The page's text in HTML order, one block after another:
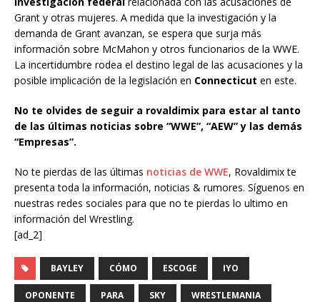
Grant y otras mujeres. A medida que la investigación y la
demanda de Grant avanzan, se espera que surja más
información sobre McMahon y otros funcionarios de la WWE.
La incertidumbre rodea el destino legal de las acusaciones y la
posible implicación de la legislación en Connecticut en este.
No te olvides de seguir a rovaldimix para estar al tanto
de las últimas noticias sobre “WWE”, “AEW” y las demás
“Empresas”.
No te pierdas de las últimas noticias de WWE, Rovaldimix te
presenta toda la información, noticias & rumores. Síguenos en
nuestras redes sociales para que no te pierdas lo ultimo en
información del Wrestling.
[ad_2]
BAYLEY CÓMO ESCOGE IYO
OPONENTE PARA SKY WRESTLEMANIA